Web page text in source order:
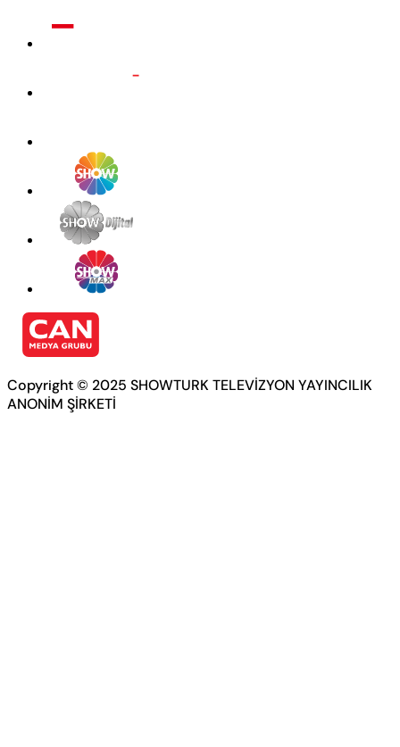
Copyright © 2025 SHOWTURK TELEVİZYON YAYINCILIK
ANONİM ŞİRKETİ